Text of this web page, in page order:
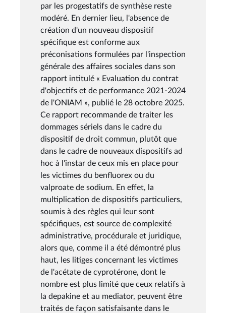
par les progestatifs de synthèse reste
modéré. En dernier lieu, l'absence de
création d'un nouveau dispositif
spécifique est conforme aux
préconisations formulées par l'inspection
générale des affaires sociales dans son
rapport intitulé « Evaluation du contrat
d'objectifs et de performance 2021-2024
de l'ONIAM », publié le 28 octobre 2025.
Ce rapport recommande de traiter les
dommages sériels dans le cadre du
dispositif de droit commun, plutôt que
dans le cadre de nouveaux dispositifs ad
hoc à l'instar de ceux mis en place pour
les victimes du benfluorex ou du
valproate de sodium. En effet, la
multiplication de dispositifs particuliers,
soumis à des règles qui leur sont
spécifiques, est source de complexité
administrative, procédurale et juridique,
alors que, comme il a été démontré plus
haut, les litiges concernant les victimes
de l'acétate de cyprotérone, dont le
nombre est plus limité que ceux relatifs à
la depakine et au mediator, peuvent être
traités de façon satisfaisante dans le